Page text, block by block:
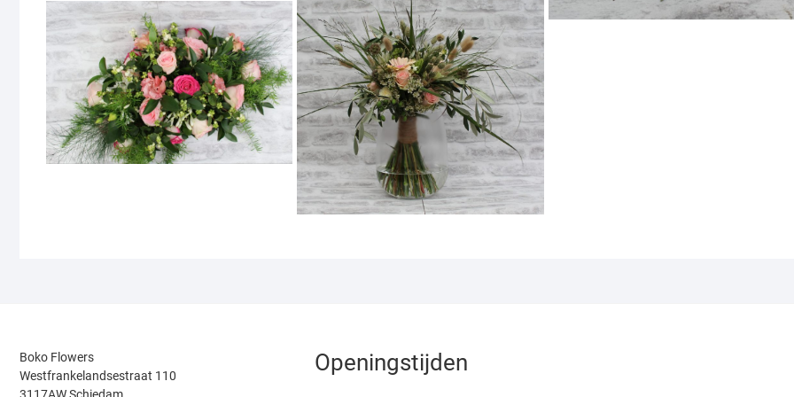
Boko Flowers
Westfrankelandsestraat 110
3117AW Schiedam
Openingstijden